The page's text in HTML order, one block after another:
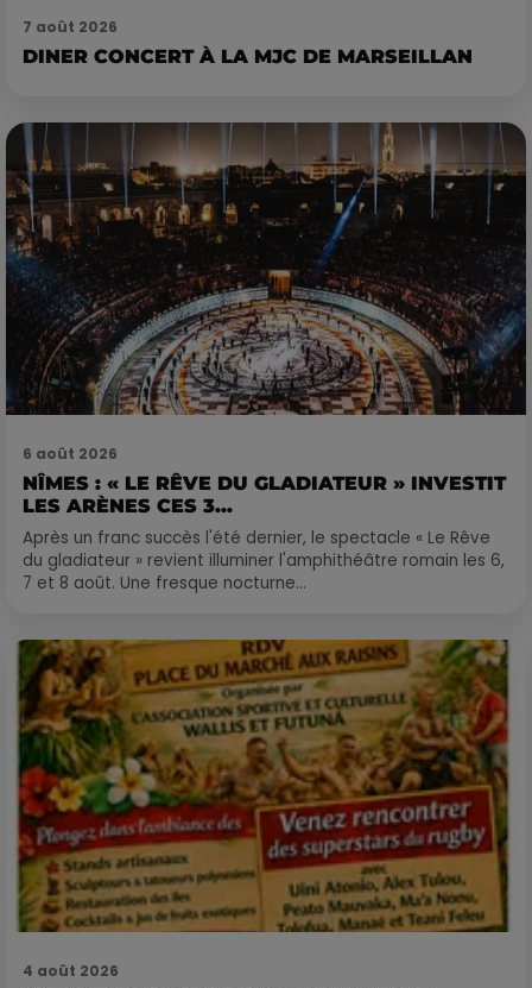
7 août 2026
DINER CONCERT À LA MJC DE MARSEILLAN
6 août 2026
NÎMES : « LE RÊVE DU GLADIATEUR » INVESTIT
LES ARÈNES CES 3...
Après un franc succès l'été dernier, le spectacle « Le Rêve
du gladiateur » revient illuminer l'amphithéâtre romain les 6,
7 et 8 août. Une fresque nocturne...
4 août 2026